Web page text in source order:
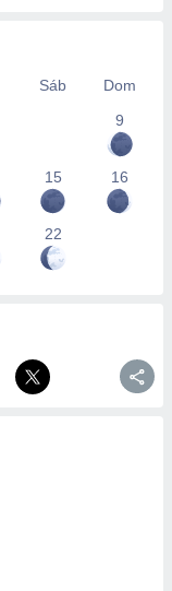
Sáb
Dom
9
15 16
22